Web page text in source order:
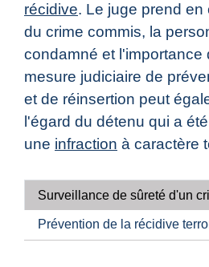
récidive. Le juge prend en
du crime commis, la
condamné et l'importance
mesure judiciaire de
et de réinsertion peut
l'égard du détenu qui a
une infraction à caractère
Surveillance de sûreté d'un
Prévention de la récidive